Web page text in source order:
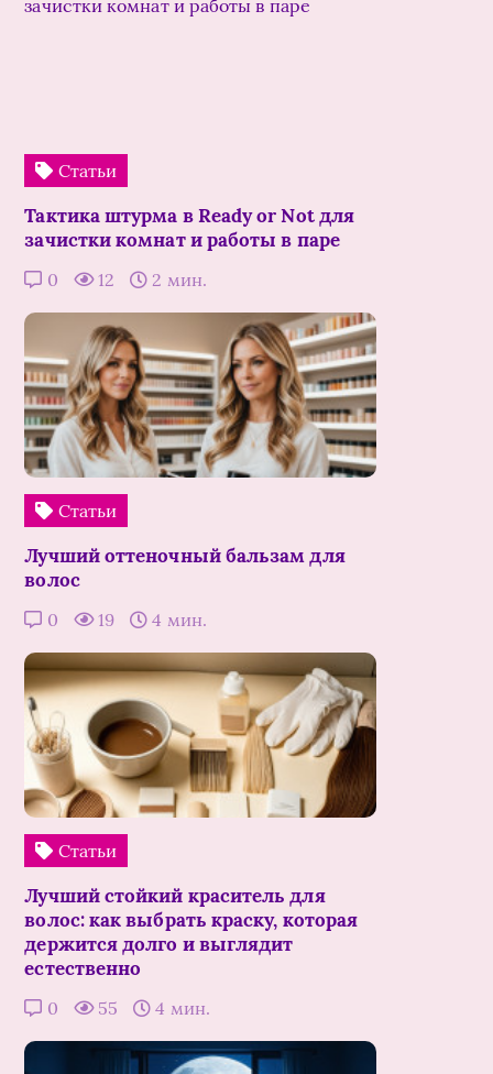
Статьи
Тактика штурма в Ready or Not для
зачистки комнат и работы в паре
0 12 2 мин.
Статьи
Лучший оттеночный бальзам для
волос
0 19 4 мин.
Статьи
Лучший стойкий краситель для
волос: как выбрать краску, которая
держится долго и выглядит
естественно
0 55 4 мин.